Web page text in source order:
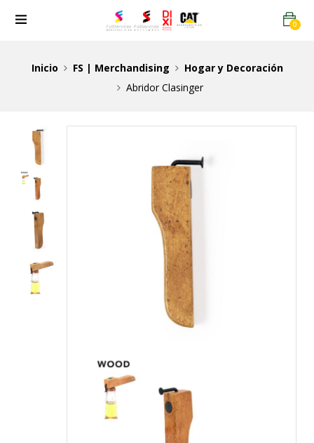
0
Inicio FS | Merchandising
Hogar y Decoración
Abridor Clasinger